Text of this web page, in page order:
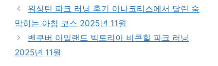
워싱턴 파크 러닝 후기 아나코티스에서 달린 숨
막히는 아침 코스 2025년 11월
벤쿠버 아일랜드 빅토리아 비콘힐 파크 러닝
2025년 11월